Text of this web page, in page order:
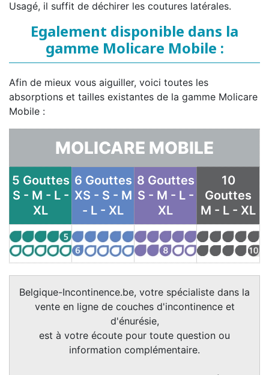
Usagé, il suffit de déchirer les coutures latérales.
Egalement disponible dans la
gamme Molicare Mobile :
Afin de mieux vous aiguiller, voici toutes les
absorptions et tailles existantes de la gamme Molicare
Mobile :
MOLICARE MOBILE
5 Gouttes
S - M - L -
XL
6 Gouttes
XS - S - M
- L - XL
8 Gouttes
S - M - L -
XL
10
Gouttes
M - L - XL
Belgique-Incontinence.be, votre spécialiste dans la
vente en ligne de couches d'incontinence et
d'énurésie,
est à votre écoute pour toute question ou
information complémentaire.